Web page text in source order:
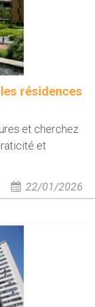
résidences
et cherchez
et
22/01/2026